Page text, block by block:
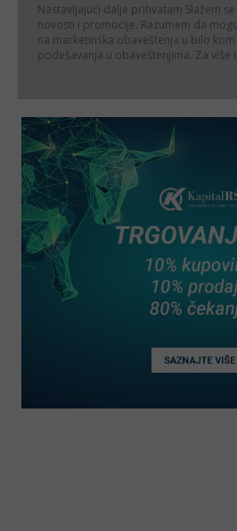
Nastavljajući dalje prihvatam Slažem
novosti i promocije. Razumem da
na marketinška obaveštenja u bilo
podešavanja u obaveštenjima. Za više